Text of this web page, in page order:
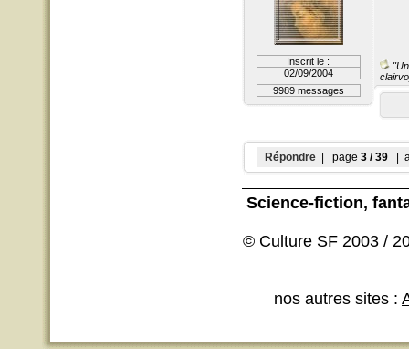
Inscrit le :
02/09/2004
9989 messages
Répondre | page 3 / 39 |
Science-fiction,
© Culture SF 2003 /
nos autres sites :